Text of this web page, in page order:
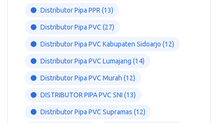
Distributor Pipa PPR (13)
Distributor Pipa PVC (27)
Distributor Pipa PVC Kabupaten Sidoarjo (12)
Distributor Pipa PVC Lumajang (14)
Distributor Pipa PVC Murah (12)
DISTRIBUTOR PIPA PVC SNI (13)
Distributor Pipa PVC Supramas (12)